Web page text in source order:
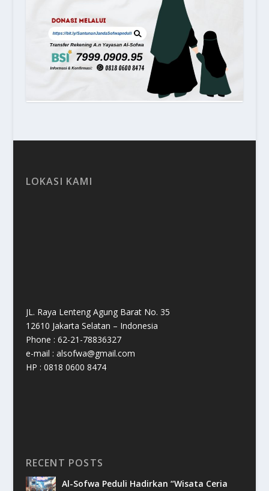
LOKASI KAMI
JL. Raya Lenteng Agung Barat No. 35
12610 Jakarta Selatan – Indonesia
Phone : 62-21-78836327
e-mail : alsofwa@gmail.com
HP : 0818 0600 8474
RECENT POSTS
Al-Sofwa Peduli Hadirkan “Wisata Ceria